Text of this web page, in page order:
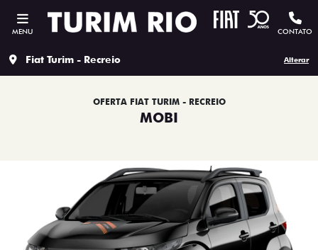
MENU CONTATO
Fiat Turim - Recreio Alterar
OFERTA FIAT TURIM - RECREIO
MOBI